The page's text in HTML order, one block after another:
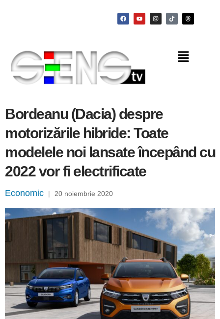
Bordeanu (Dacia) despre
motorizările hibride: Toate
modelele noi lansate începând cu
2022 vor fi electrificate
Economic | 20 noiembrie 2020